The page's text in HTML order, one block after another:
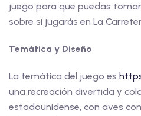
juego para que puedas
sobre si jugarás en La
Temática y Diseño
La temática del juego es
una recreación divertida y
estadounidense, con aves